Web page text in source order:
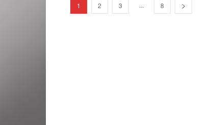
1 2 3 ... 8